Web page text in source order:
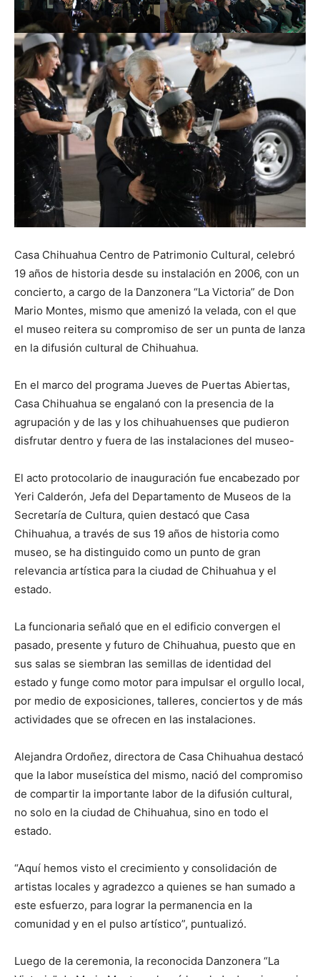
Casa Chihuahua Centro de Patrimonio Cultural, celebró
19 años de historia desde su instalación en 2006, con un
concierto, a cargo de la Danzonera “La Victoria” de Don
Mario Montes, mismo que amenizó la velada, con el que
el museo reitera su compromiso de ser un punta de lanza
en la difusión cultural de Chihuahua.
En el marco del programa Jueves de Puertas Abiertas,
Casa Chihuahua se engalanó con la presencia de la
agrupación y de las y los chihuahuenses que pudieron
disfrutar dentro y fuera de las instalaciones del museo-
El acto protocolario de inauguración fue encabezado por
Yeri Calderón, Jefa del Departamento de Museos de la
Secretaría de Cultura, quien destacó que Casa
Chihuahua, a través de sus 19 años de historia como
museo, se ha distinguido como un punto de gran
relevancia artística para la ciudad de Chihuahua y el
estado.
La funcionaria señaló que en el edificio convergen el
pasado, presente y futuro de Chihuahua, puesto que en
sus salas se siembran las semillas de identidad del
estado y funge como motor para impulsar el orgullo local,
por medio de exposiciones, talleres, conciertos y de más
actividades que se ofrecen en las instalaciones.
Alejandra Ordoñez, directora de Casa Chihuahua destacó
que la labor museística del mismo, nació del compromiso
de compartir la importante labor de la difusión cultural,
no solo en la ciudad de Chihuahua, sino en todo el
estado.
“Aquí hemos visto el crecimiento y consolidación de
artistas locales y agradezco a quienes se han sumado a
este esfuerzo, para lograr la permanencia en la
comunidad y en el pulso artístico”, puntualizó.
Luego de la ceremonia, la reconocida Danzonera “La